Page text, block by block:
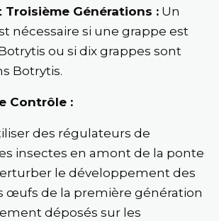
Troisième Générations : Un
nécessaire si une grappe est
ou si dix grappes sont
Botrytis.
Contrôle :
des régulateurs de
insectes en amont de la ponte
le développement des
œufs de la première génération
déposés sur les